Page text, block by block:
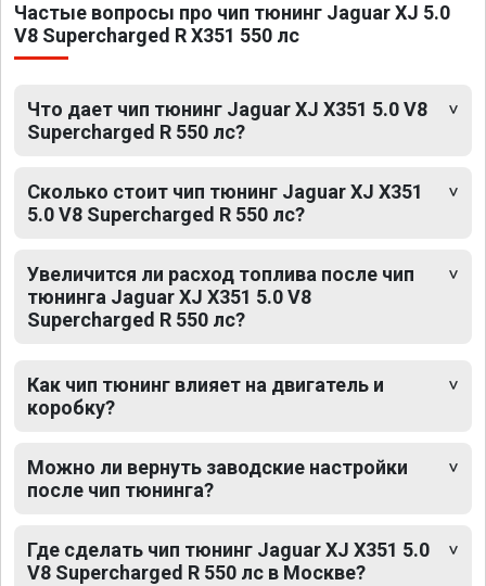
Частые вопросы про чип тюнинг Jaguar XJ 5.0
V8 Supercharged R X351 550 лс
Что дает чип тюнинг Jaguar XJ X351 5.0 V8
Supercharged R 550 лс?
Сколько стоит чип тюнинг Jaguar XJ X351
5.0 V8 Supercharged R 550 лс?
Увеличится ли расход топлива после чип
тюнинга Jaguar XJ X351 5.0 V8
Supercharged R 550 лс?
Как чип тюнинг влияет на двигатель и
коробку?
Можно ли вернуть заводские настройки
после чип тюнинга?
Где сделать чип тюнинг Jaguar XJ X351 5.0
V8 Supercharged R 550 лс в Москве?